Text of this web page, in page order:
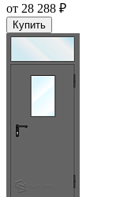
от 28 288 ₽
Купить